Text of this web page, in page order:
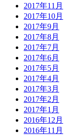
2017年11月
2017年10月
2017年9月
2017年8月
2017年7月
2017年6月
2017年5月
2017年4月
2017年3月
2017年2月
2017年1月
2016年12月
2016年11月